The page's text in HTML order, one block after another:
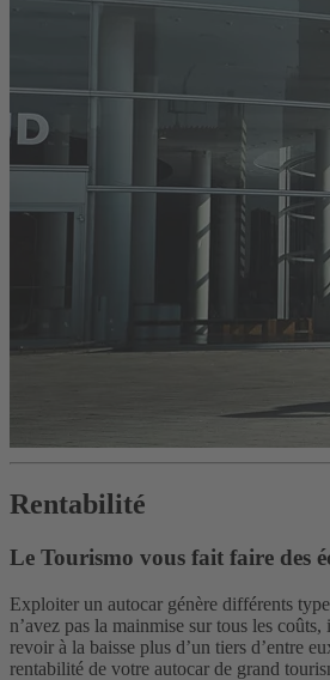
Rentabilité
Le Tourismo vous fait faire des
Exploiter un autocar génère différents
n’avez pas la mainmise sur tous les
revoir à la baisse plus d’un tiers d’entre
rentabilité de votre autocar de grand